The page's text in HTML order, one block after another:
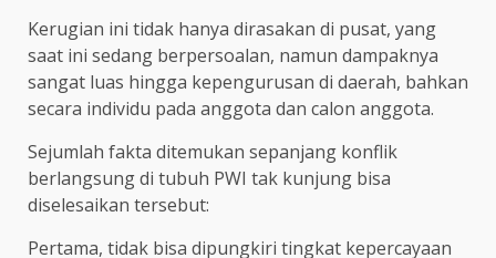
Kerugian ini tidak hanya dirasakan di pusat, yang
saat ini sedang berpersoalan, namun dampaknya
sangat luas hingga kepengurusan di daerah, bahkan
secara individu pada anggota dan calon anggota.
Sejumlah fakta ditemukan sepanjang konflik
berlangsung di tubuh PWI tak kunjung bisa
diselesaikan tersebut:
Pertama, tidak bisa dipungkiri tingkat kepercayaan